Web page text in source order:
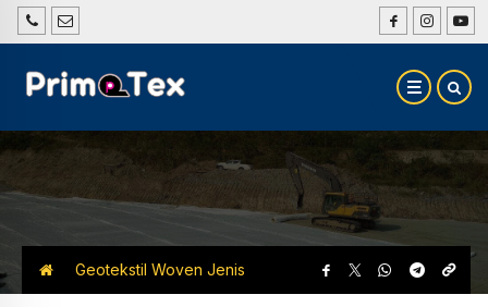
Geotekstil Woven Jenis